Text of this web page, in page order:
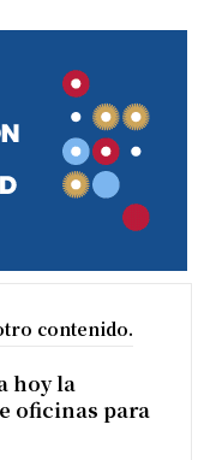
contenido.
hoy la
oficinas para